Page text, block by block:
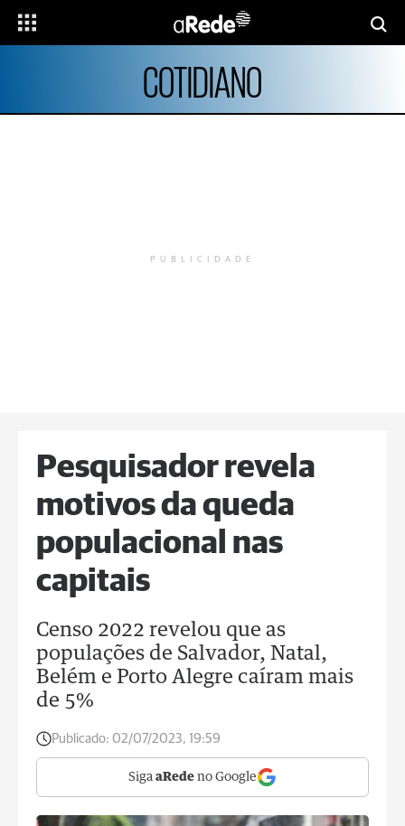
COTIDIANO
PUBLICIDADE
Pesquisador revela
motivos da queda
populacional nas
capitais
Censo 2022 revelou que as
populações de Salvador, Natal,
Belém e Porto Alegre caíram mais
de 5%
Publicado: 02/07/2023, 19:59
Siga aRede no Google